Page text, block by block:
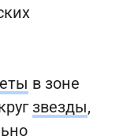
в зоне
звезды,